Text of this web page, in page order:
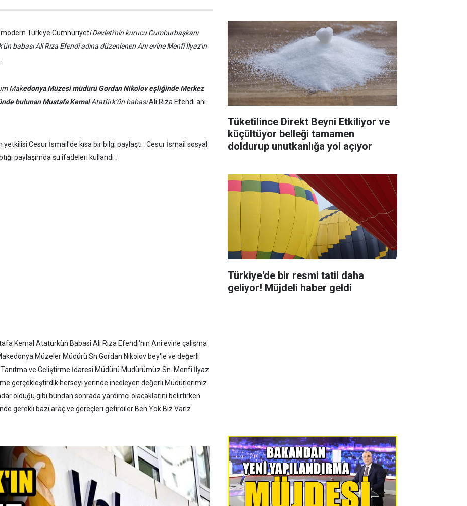
modern Türkiye Cumhuriyeti Devleti'nin kurucu Cumburbaşkanı
babası Ali Rıza Efendi adına düzenlenen Anı evine Menfi İlyaz'ın
Makedonya Müzesi müdürü Gordan Nikolov eşliğinde Merkez
bulunan Mustafa KemalAtatürk’ün babasıAli Rıza Efendi anı
yetkilisi Cesur İsmail'de kısa bir bilgi paylaştı : Cesur İsmail sosyal
paylaşımda şu ifadeleri kullandı :
Kemal Atatürkün Babasi Ali Riza Efendi'nin Ani evine çalişma
Müzeler Müdürü Sn.Gordan Nikolov bey'le ve değerli
ve Geliştirme İdaresi Müdürü Mudürümüz Sn. Menfi İlyaz
gerçekleştirdik herseyi yerinde inceleyen değerli Müdürlerimiz
olduğu gibi bundan sonrada yardimci olacaklarini belirtirken
gerekli bazi araç ve gereçleri getirdiler Ben Yok Biz Variz
Tüketilince Direkt Beyni Etkiliyor ve
küçültüyor belleği tamamen
doldurup unutkanlığa yol açıyor
Türkiye'de bir resmi tatil daha
geliyor! Müjdeli haber geldi